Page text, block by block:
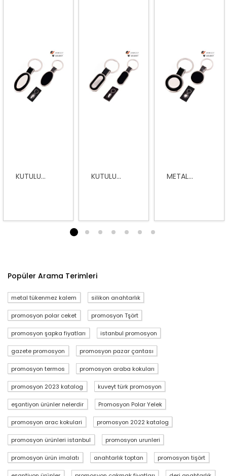
KUTULU... KUTULU... METAL...
2 3 4 5 6 7
Popüler Arama Terimleri
metal tükenmez kalem silikon anahtarlık
promosyon polar ceket promosyon Tşört
promosyon şapka fiyatları istanbul promosyon
gazete promosyon promosyon pazar çantası
promosyon termos promosyon araba kokuları
promosyon 2023 katalog kuveyt türk promosyon
eşantiyon ürünler nelerdir Promosyon Polar Yelek
promosyon arac kokulari promosyon 2022 katalog
promosyon ürünleri istanbul promosyon urunleri
promosyon ürün imalatı anahtarlık toptan promosyon tişört